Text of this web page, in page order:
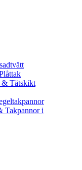
& Tätskikt
Takpannor i